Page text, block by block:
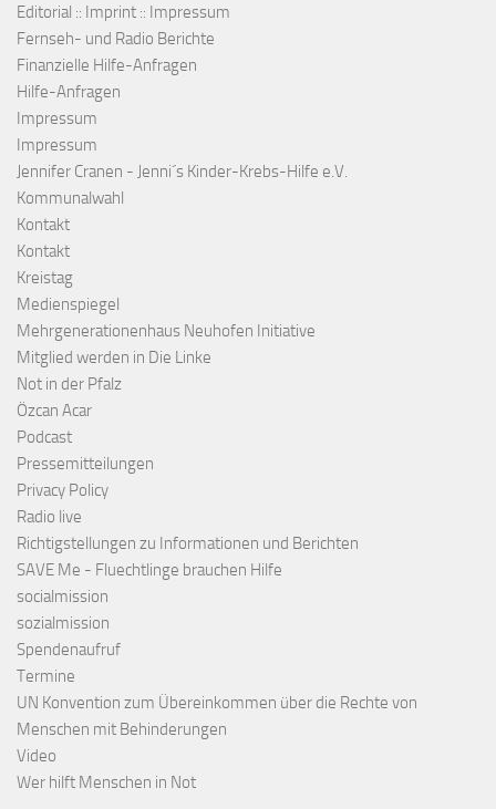
Editorial :: Imprint :: Impressum
Fernseh- und Radio Berichte
Finanzielle Hilfe-Anfragen
Hilfe-Anfragen
Impressum
Impressum
Jennifer Cranen - Jenni´s Kinder-Krebs-Hilfe e.V.
Kommunalwahl
Kontakt
Kontakt
Kreistag
Medienspiegel
Mehrgenerationenhaus Neuhofen Initiative
Mitglied werden in Die Linke
Not in der Pfalz
Özcan Acar
Podcast
Pressemitteilungen
Privacy Policy
Radio live
Richtigstellungen zu Informationen und Berichten
SAVE Me - Fluechtlinge brauchen Hilfe
socialmission
sozialmission
Spendenaufruf
Termine
UN Konvention zum Übereinkommen über die Rechte von
Menschen mit Behinderungen
Video
Wer hilft Menschen in Not